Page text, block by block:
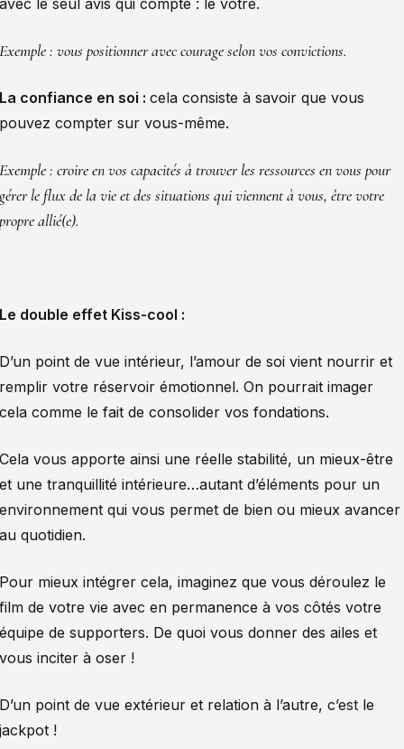
le seul avis qui compte : le vôtre.
: vous positionner avec courage selon vos convictions.
confiance en soi : cela consiste à savoir que vous
compter sur vous-même.
: croire en vos capacités à trouver les ressources en vous pour
le flux de la vie et des situations qui viennent à vous, être votre
allié(e).
double effet Kiss-cool :
point de vue intérieur, l’amour de soi vient nourrir et
votre réservoir émotionnel. On pourrait imager
comme le fait de consolider vos fondations.
vous apporte ainsi une réelle stabilité, un mieux-être
une tranquillité intérieure…autant d’éléments pour un
qui vous permet de bien ou mieux avancer
quotidien.
mieux intégrer cela, imaginez que vous déroulez le
de votre vie avec en permanence à vos côtés votre
de supporters. De quoi vous donner des ailes et
inciter à oser !
point de vue extérieur et relation à l’autre, c’est le
!